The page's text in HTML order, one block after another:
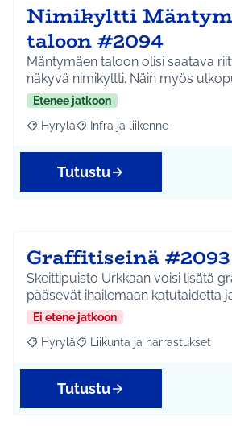
Nimikyltti
taloon #2094
Mäntymäen taloon olisi saatava
näkyvä nimikyltti. Näin myös
Etenee jatkoon
Rajaa tulokset aihepiirin mukaan: Hyrylä
Hyrylä Rajaa tulokset teeman
Infra ja liikenne
Tutustu
Graffitiseinä #2093
Skeittipuisto Urkkaan voisi lisätä
pääsevät ihailemaan katutaidetta
Ei etene jatkoon
Rajaa tulokset aihepiirin mukaan: Hyrylä
Hyrylä Rajaa tulokset teeman
Liikunta ja harrastukset
Tutustu